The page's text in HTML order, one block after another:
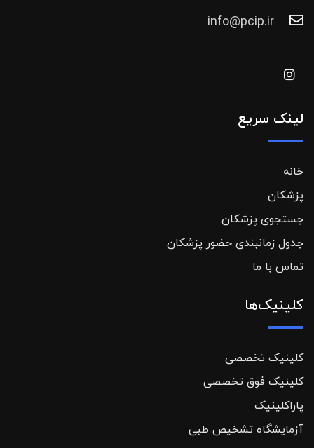
info@pcip.ir
لینک سریع
خانه
پزشکان
جستجوی پزشکان
جدول زمانبندی حضور پزشکان
تماس با ما
کلینیک‌ها
کلینیک تخصصی
کلینیک فوق تخصصی
پاراکلینیک
آزمایشگاه تشخیص طبی